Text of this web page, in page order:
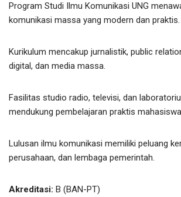
Program Studi Ilmu Komunikasi UNG
komunikasi massa yang modern dan praktis.
Kurikulum mencakup jurnalistik, public
digital, dan media massa.
Fasilitas studio radio, televisi, dan
mendukung pembelajaran praktis
Lulusan ilmu komunikasi memiliki peluang
perusahaan, dan lembaga pemerintah.
Akreditasi: B (BAN-PT)